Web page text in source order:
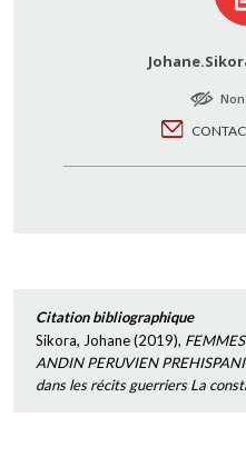
Citation bibliographique
Sikora, Johane(2019),
ANDIN PERUVIEN
dans les récits guerriers La